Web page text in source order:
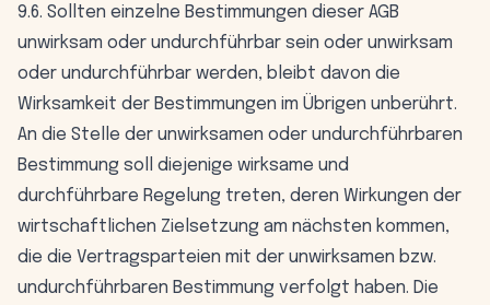
9.6. Sollten einzelne Bestimmungen dieser AGB
unwirksam oder undurchführbar sein oder unwirksam
oder undurchführbar werden, bleibt davon die
Wirksamkeit der Bestimmungen im Übrigen unberührt.
An die Stelle der unwirksamen oder undurchführbaren
Bestimmung soll diejenige wirksame und
durchführbare Regelung treten, deren Wirkungen der
wirtschaftlichen Zielsetzung am nächsten kommen,
die die Vertragsparteien mit der unwirksamen bzw.
undurchführbaren Bestimmung verfolgt haben. Die